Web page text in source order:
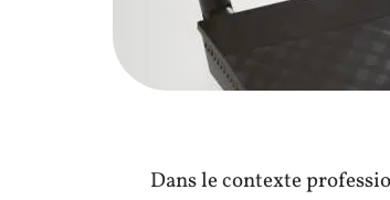
Dans le contexte